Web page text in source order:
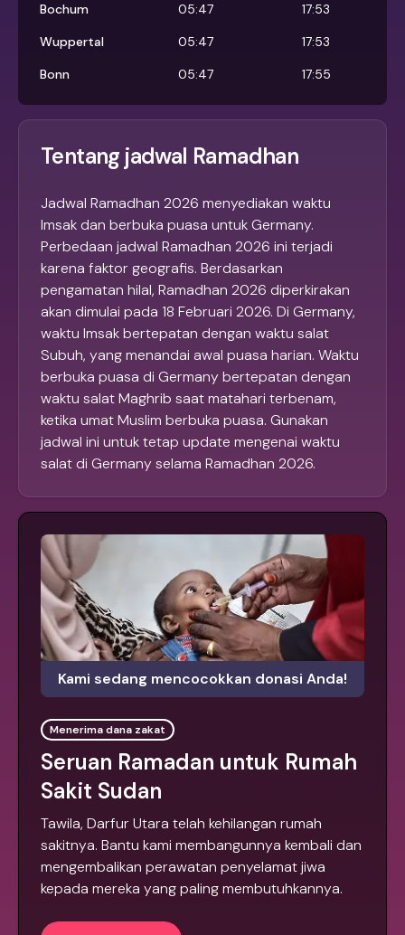
Bochum
05:47
17:53
Wuppertal
05:47
17:53
Bonn
05:47 17:55
Tentang jadwal Ramadhan
Jadwal Ramadhan 2026 menyediakan waktu
Imsak dan berbuka puasa untuk Germany.
Perbedaan jadwal Ramadhan 2026 ini terjadi
karena faktor geografis. Berdasarkan
pengamatan hilal, Ramadhan 2026 diperkirakan
akan dimulai pada 18 Februari 2026. Di Germany,
waktu Imsak bertepatan dengan waktu salat
Subuh, yang menandai awal puasa harian. Waktu
berbuka puasa di Germany bertepatan dengan
waktu salat Maghrib saat matahari terbenam,
ketika umat Muslim berbuka puasa. Gunakan
jadwal ini untuk tetap update mengenai waktu
salat di Germany selama Ramadhan 2026.
Kami sedang mencocokkan donasi Anda!
Menerima dana zakat
Seruan Ramadan untuk Rumah
Sakit Sudan
Tawila, Darfur Utara telah kehilangan rumah
sakitnya. Bantu kami membangunnya kembali dan
mengembalikan perawatan penyelamat jiwa
kepada mereka yang paling membutuhkannya.